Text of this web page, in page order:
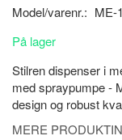
Model/varenr.: ME-
På lager
Stilren dispenser i
med spraypumpe -
design og robust
MERE